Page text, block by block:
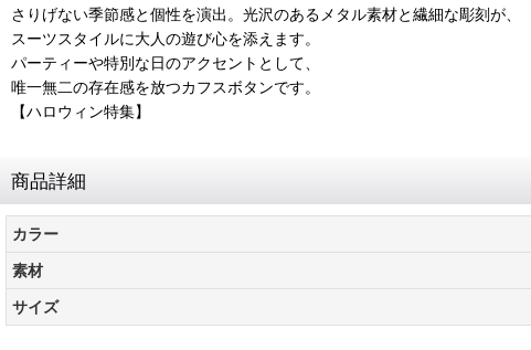
さりげない季節感と個性を演出。光沢のあるメタル素材と繊細な彫刻が、
スーツスタイルに大人の遊び心を添えます。
パーティーや特別な日のアクセントとして、
唯一無二の存在感を放つカフスボタンです。
【ハロウィン特集】
商品詳細
カラー
素材
サイズ